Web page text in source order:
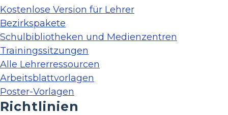
Kostenlose Version für Lehrer
Bezirkspakete
Schulbibliotheken und Medienzentren
Trainingssitzungen
Alle Lehrerressourcen
Arbeitsblattvorlagen
Poster-Vorlagen
Richtlinien